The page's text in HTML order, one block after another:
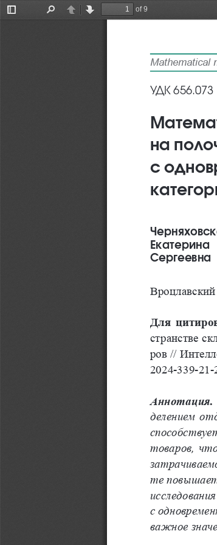
Toggle
PreviousNext
of 9
УДК 656.073
на
с
Екатерина
Сергеевна
Для
странстве
ров    //
2024-339-21-
Аннотация.
делением
товаров,
те
с
важное